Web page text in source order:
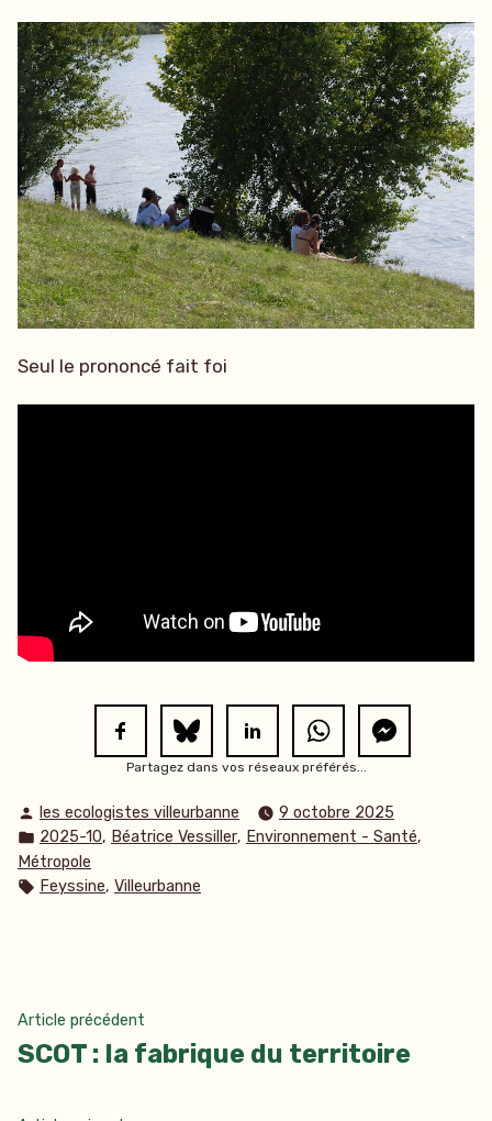
Seul le prononcé fait foi
Partagez dans vos réseaux préférés...
Publié
par
les ecologistes villeurbanne
9 octobre 2025
Publié
dans
2025-10, Béatrice Vessiller, Environnement - Santé,
Métropole
Étiquettes :
Feyssine, Villeurbanne
Navigation
de
Article précédent
précédent :
SCOT : la fabrique du territoire